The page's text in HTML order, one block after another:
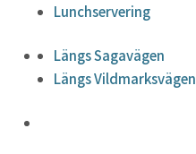
Lunchservering
Längs Sagavägen
Längs Vildmarksvägen